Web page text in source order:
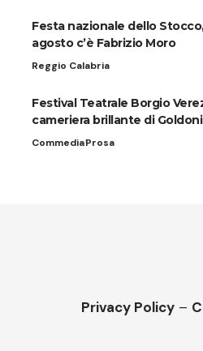
Festa nazionale dello
agosto c’è Fabrizio Moro
Reggio Calabria
Festival Teatrale Borgio
cameriera brillante di Goldoni
CommediaProsa
Privacy Policy –